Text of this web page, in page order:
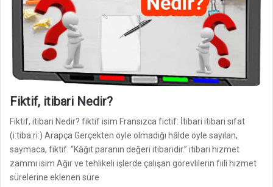
Fiktif, itibari Nedir?
Fiktif, itibari Nedir? fiktif isim Fransızca fictif: İtibari itibari sıfat
(i:tiba:ri:) Arapça Gerçekten öyle olmadığı hâlde öyle sayılan,
saymaca, fiktif. “Kâğıt paranın değeri itibaridir.” itibari hizmet
zammı isim Ağır ve tehlikeli işlerde çalışan görevlilerin fiilî hizmet
sürelerine eklenen süre